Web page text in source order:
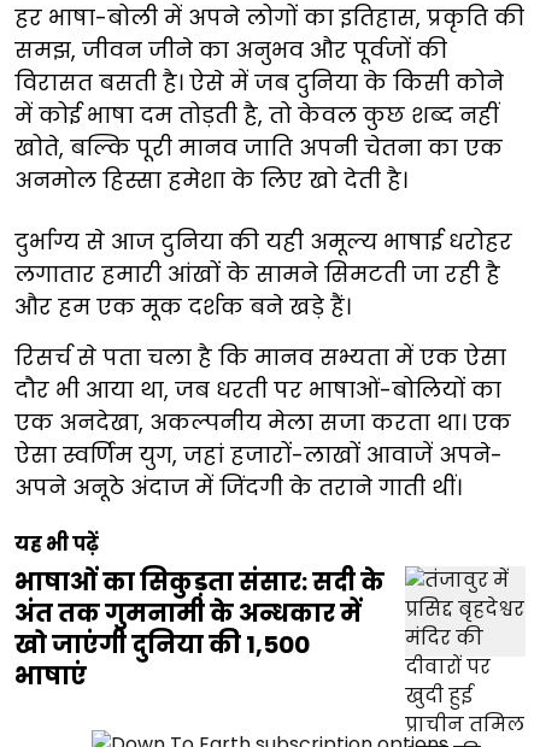
हर भाषा-बोली में अपने लोगों का इतिहास, प्रकृति की
समझ, जीवन जीने का अनुभव और पूर्वजों की
विरासत बसती है। ऐसे में जब दुनिया के किसी कोने
में कोई भाषा दम तोड़ती है, तो केवल कुछ शब्द नहीं
खोते, बल्कि पूरी मानव जाति अपनी चेतना का एक
अनमोल हिस्सा हमेशा के लिए खो देती है।
दुर्भाग्य से आज दुनिया की यही अमूल्य भाषाई धरोहर
लगातार हमारी आंखों के सामने सिमटती जा रही है
और हम एक मूक दर्शक बने खड़े हैं।
रिसर्च से पता चला है कि मानव सभ्यता में एक ऐसा
दौर भी आया था, जब धरती पर भाषाओं-बोलियों का
एक अनदेखा, अकल्पनीय मेला सजा करता था। एक
ऐसा स्वर्णिम युग, जहां हजारों-लाखों आवाजें अपने-
अपने अनूठे अंदाज में जिंदगी के तराने गाती थीं।
यह भी पढ़ें
भाषाओं का सिकुड़ता संसार: सदी के
अंत तक गुमनामी के अन्धकार में
खो जाएंगी दुनिया की 1,500
भाषाएं